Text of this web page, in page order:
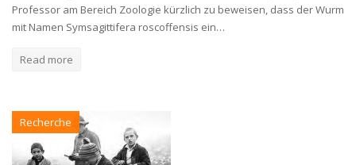
Professor am Bereich Zoologie kürzlich zu beweisen, dass der Wurm
mit Namen Symsagittifera roscoffensis ein…
Read more
Recherche